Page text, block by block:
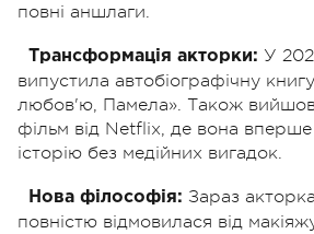
повні аншлаги.
Трансформація акторки: У
випустила автобіографічну
любов'ю, Памела». Також
фільм від Netflix, де вона
історію без медійних вигадок.
Нова філософія: Зараз
повністю відмовилася від